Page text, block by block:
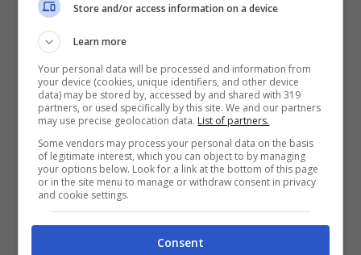
post partita di
stato decisivo. E ha dichiarato: “Abbiamo
fatto una chiacchierata con il club. C’è un
così tanto buon rapporto tra me, il mio agente
e tutte le persone che rappresentano la Juve
che, son convinto, di fronte alla fiducia e
soprattutto alla stima reciproca riusciremo a
trovare il dunque. Quindi ne riparleremo”.
Store and/or access information on a device
Learn more
Your personal data will be processed and information from
your device (cookies, unique identifiers, and other device
data) may be stored by, accessed by and shared with 319
partners, or used specifically by this site. We and our partners
may use precise geolocation data. List of partners.
Some vendors may process your personal data on the basis
of legitimate interest, which you can object to by managing
your options below. Look for a link at the bottom of this page
or in the site menu to manage or withdraw consent in privacy
and cookie settings.
Consent